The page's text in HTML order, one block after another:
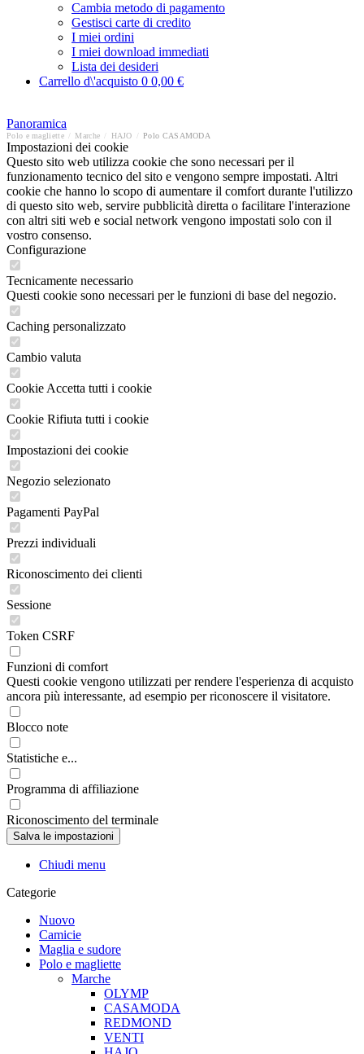
Cambia metodo di pagamento
Gestisci carte di credito
I miei ordini
I miei download immediati
Lista dei desideri
Carrello d\'acquisto 0 0,00 €
Panoramica
Polo e magliette Marche HAJO Polo CASAMODA
Impostazioni dei cookie
Questo sito web utilizza cookie che sono necessari per il
funzionamento tecnico del sito e vengono sempre impostati. Altri
cookie che hanno lo scopo di aumentare il comfort durante l'utilizzo
di questo sito web, servire pubblicità diretta o facilitare l'interazione
con altri siti web e social network vengono impostati solo con il
vostro consenso.
Configurazione
Tecnicamente necessario
Questi cookie sono necessari per le funzioni di base del negozio.
Caching personalizzato
Cambio valuta
Cookie Accetta tutti i cookie
Cookie Rifiuta tutti i cookie
Impostazioni dei cookie
Negozio selezionato
Pagamenti PayPal
Prezzi individuali
Riconoscimento dei clienti
Sessione
Token CSRF
Funzioni di comfort
Questi cookie vengono utilizzati per rendere l'esperienza di acquisto
ancora più interessante, ad esempio per riconoscere il visitatore.
Blocco note
Statistiche e...
Programma di affiliazione
Riconoscimento del terminale
Chiudi menu
Categorie
Nuovo
Camicie
Maglia e sudore
Polo e magliette
Marche
OLYMP
CASAMODA
REDMOND
VENTI